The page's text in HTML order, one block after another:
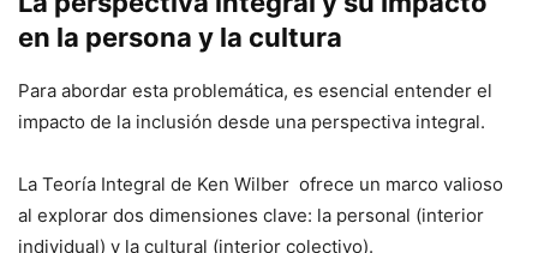
en la persona y la cultura
Para abordar esta problemática, es esencial entender el
impacto de la inclusión desde una perspectiva integral.
La Teoría Integral de Ken Wilber ofrece un marco valioso
al explorar dos dimensiones clave: la personal (interior
individual) y la cultural (interior colectivo).